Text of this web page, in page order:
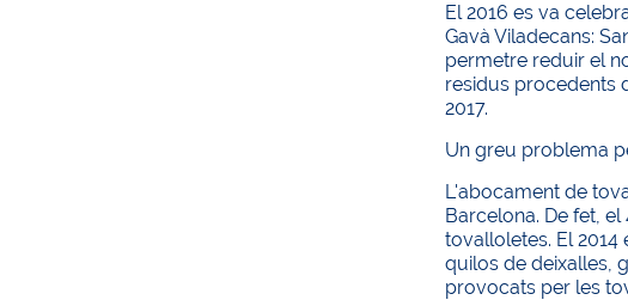
El 2016 es va
Gavà Viladecans:
permetre reduir el
residus procedents
2017.
Un greu problema
L'abocament de
Barcelona. De fet,
tovalloletes. El
quilos de deixalles,
provocats per les